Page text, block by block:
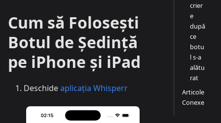
Cum să Folosești
Botul de Ședință
pe iPhone și iPad
Deschideaplicația Whisperr
crier
e
după
ce
botu
l s-a
alătu
rat
Articole
Conexe